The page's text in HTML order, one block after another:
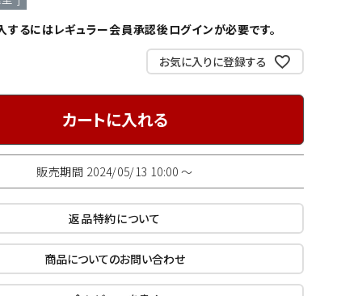
るにはレギュラー会員承認後ログインが必要です。
お気に入りに登録する
カートに入れる
販売期間 2024/05/13 10:00〜
返品特約について
商品についてのお問い合わせ